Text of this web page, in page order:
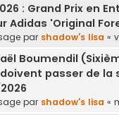
: Grand Prix en
Adidas 'Original
par shadow's lisa «
Boumendil
passer de la
par shadow's lisa «